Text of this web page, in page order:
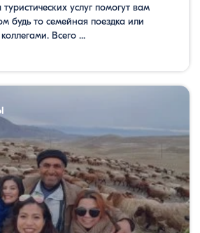
услуг помогут вам
будь то семейная поездка или
Всего ...